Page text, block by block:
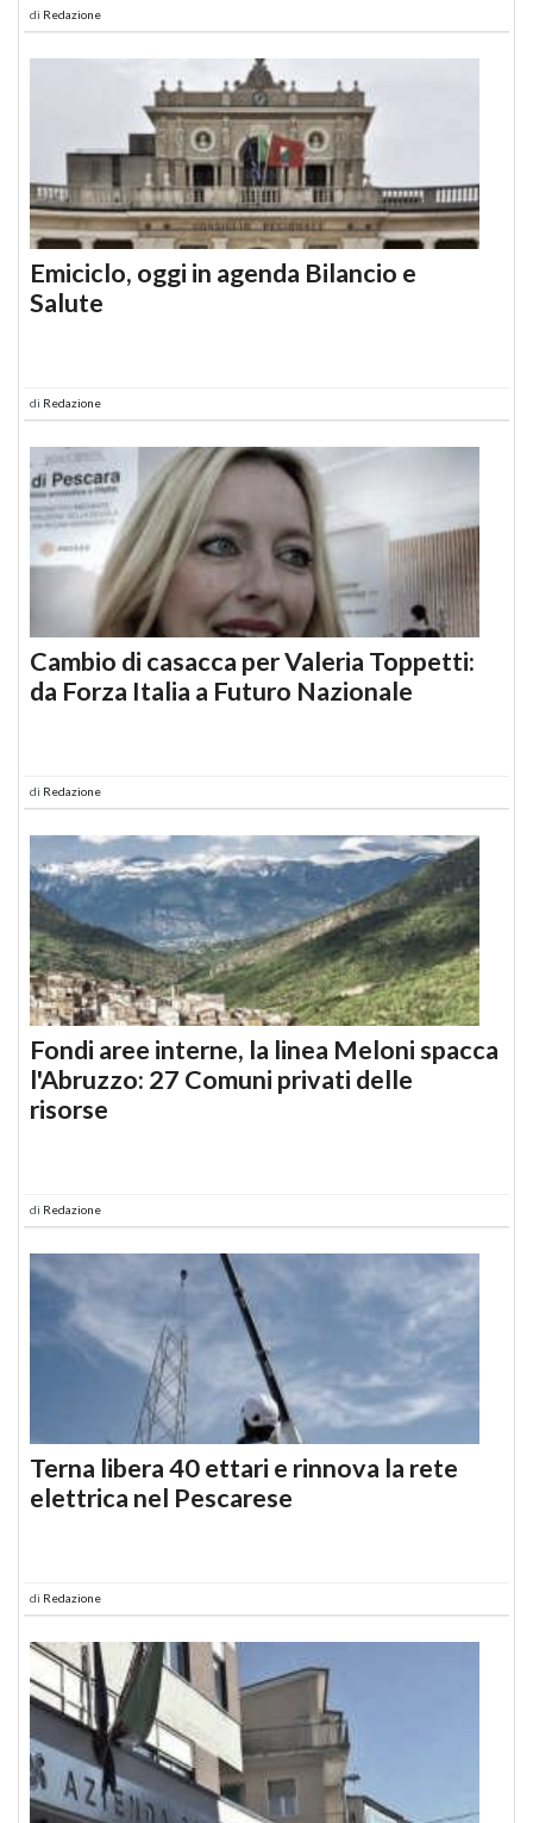
di Redazione
Emiciclo, oggi in agenda Bilancio e
Salute
di Redazione
Cambio di casacca per Valeria Toppetti:
da Forza Italia a Futuro Nazionale
di Redazione
Fondi aree interne, la linea Meloni spacca
l'Abruzzo: 27 Comuni privati delle
risorse
di Redazione
Terna libera 40 ettari e rinnova la rete
elettrica nel Pescarese
di Redazione